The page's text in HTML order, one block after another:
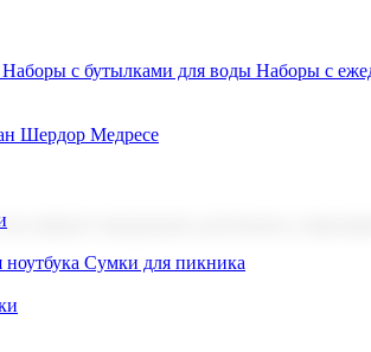
Наборы с бутылками для воды Наборы с
Шердор Медресе
Сумки для пикника
найдете продукцию для бизнеса,